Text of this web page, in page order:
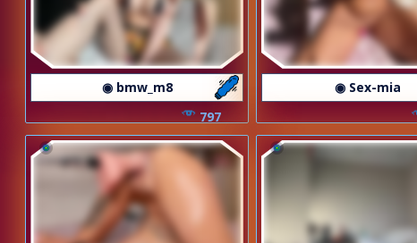
◉ bmw_m8
797
◉ Sex-mia